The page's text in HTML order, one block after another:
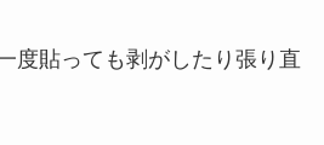
度貼っても剥がしたり張り直